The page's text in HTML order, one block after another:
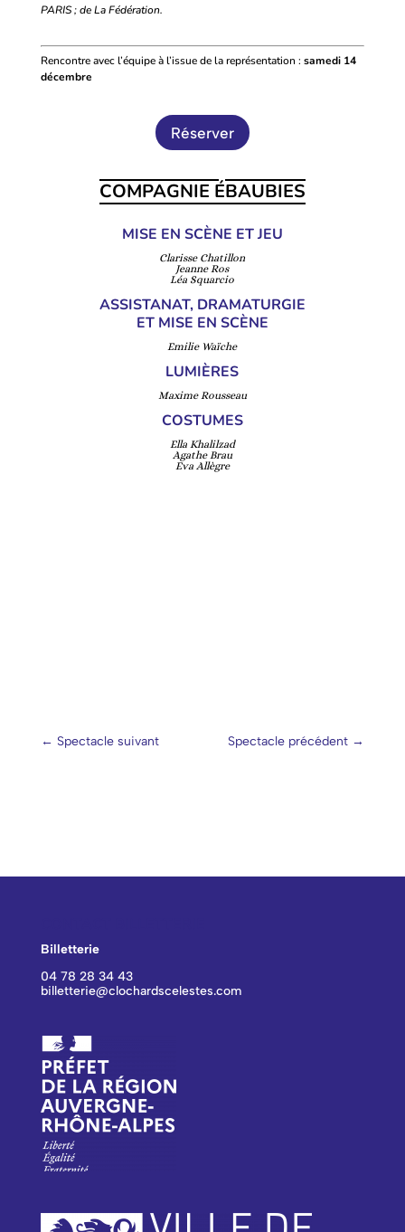
PARIS ; de La Fédération.
Rencontre avec l’équipe à l’issue de la représentation : samedi 14
décembre
Réserver
COMPAGNIE ÉBAUBIES
MISE EN SCÈNE ET JEU
Clarisse Chatillon
Jeanne Ros
Léa Squarcio
ASSISTANAT, DRAMATURGIE
ET MISE EN SCÈNE
Emilie Waïche
LUMIÈRES
Maxime Rousseau
COSTUMES
Ella Khalilzad
Agathe Brau
Eva Allègre
← Spectacle suivant Spectacle précédent →
Billetterie
04 78 28 34 43
billetterie@clochardscelestes.com